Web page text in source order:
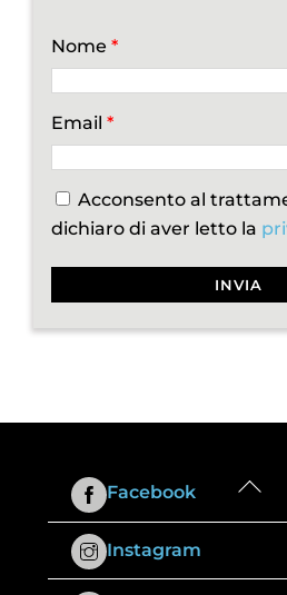
Nome *
Email *
Acconsento al
dichiaro di aver letto la
INVIA
Back
Facebook
Instagram